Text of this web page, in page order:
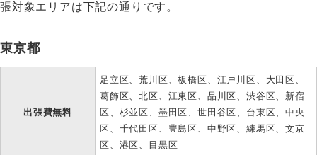
張対象エリアは下記の通りです。
東京都
出張費無料
足立区、荒川区、板橋区、江戸川区、大田区、
葛飾区、北区、江東区、品川区、渋谷区、新宿
区、杉並区、墨田区、世田谷区、台東区、中央
区、千代田区、豊島区、中野区、練馬区、文京
区、港区、目黒区